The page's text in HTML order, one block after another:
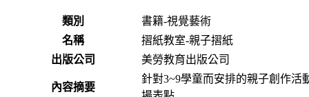
類別
書籍-視覺藝術
名稱
摺紙教室-親子摺紙
出版公司
美勞教育出版公司
內容摘要
針對3~9學童而安排的親子創作活